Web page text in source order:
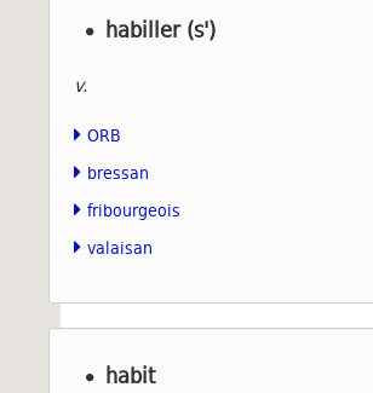
habiller (s')
v.
ORB
bressan
fribourgeois
valaisan
habit